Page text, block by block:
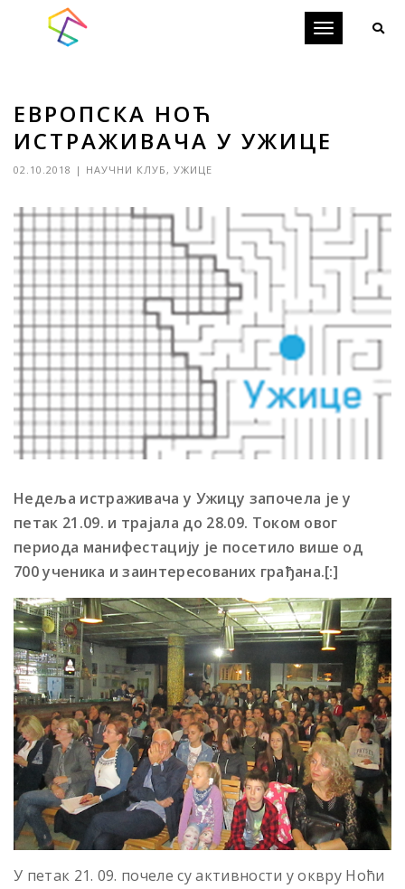
Toggle
ЕВРОПСКА НОЋ
ИСТРАЖИВАЧА У УЖИЦЕ
02.10.2018 | НАУЧНИ КЛУБ, УЖИЦЕ
Недеља истраживача у Ужицу започела је у
петак 21.09. и трајала до 28.09. Током овог
периода манифестацију је посетило више од
700 ученика и заинтересованих грађана.[:]
У петак 21. 09. почеле су активности у оквру Ноћи